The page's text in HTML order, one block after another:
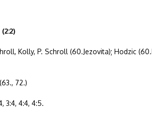
Kolly, P. Schroll (60.Jezovita); Hodzic
72.)
3:4, 4:4, 4:5.